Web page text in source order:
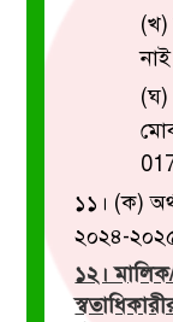
নাই
(ঘ)
১১। (ক)
২০২৪-
১২।